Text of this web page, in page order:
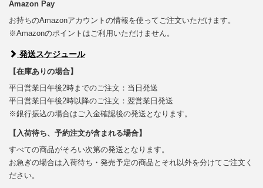
Amazon Pay
お持ちのAmazonアカウントの情報を使ってご注文いただけます。
※Amazonのポイントはご利用いただけません。
発送スケジュール
【在庫ありの場合】
平日営業日午後2時までのご注文：当日発送
平日営業日午後2時以降のご注文：翌営業日発送
※銀行振込の場合はご入金確認後の発送となります。
【入荷待ち、予約注文が含まれる場合】
すべての商品がそろい次第の発送となります。
お急ぎの場合は入荷待ち・発売予定の商品とそれ以外を分けてご注文く
ださい。